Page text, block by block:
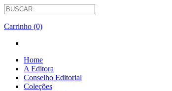
Carrinho (0)
Home
A Editora
Conselho Editorial
Coleções